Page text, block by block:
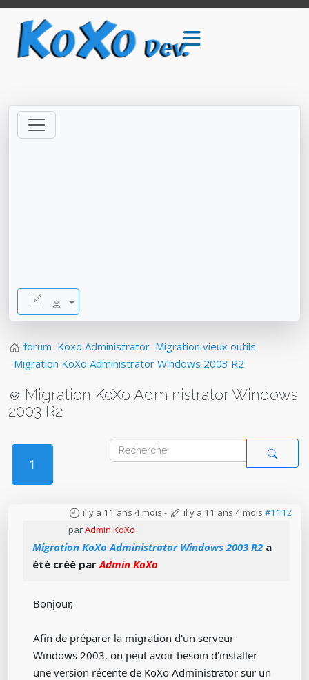
forum Koxo Administrator Migration vieux outils
Migration KoXo Administrator Windows 2003 R2
Migration KoXo Administrator Windows
2003 R2
1
il y a 11 ans 4 mois - il y a 11 ans 4 mois #1112
parAdmin KoXo
Migration KoXo Administrator Windows 2003 R2 a
été créé parAdmin KoXo
Bonjour,
Afin de préparer la migration d'un serveur
Windows 2003, on peut avoir besoin d'installer
une version récente de KoXo Administrator sur un